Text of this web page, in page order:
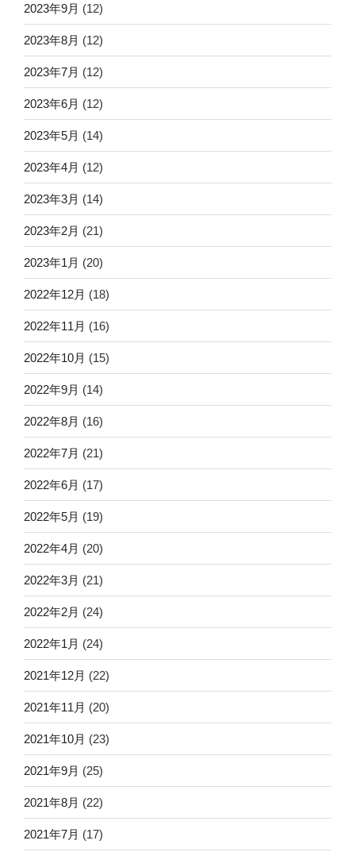
2023年9月 (12)
2023年8月 (12)
2023年7月 (12)
2023年6月 (12)
2023年5月 (14)
2023年4月 (12)
2023年3月 (14)
2023年2月 (21)
2023年1月 (20)
2022年12月 (18)
2022年11月 (16)
2022年10月 (15)
2022年9月 (14)
2022年8月 (16)
2022年7月 (21)
2022年6月 (17)
2022年5月 (19)
2022年4月 (20)
2022年3月 (21)
2022年2月 (24)
2022年1月 (24)
2021年12月 (22)
2021年11月 (20)
2021年10月 (23)
2021年9月 (25)
2021年8月 (22)
2021年7月 (17)